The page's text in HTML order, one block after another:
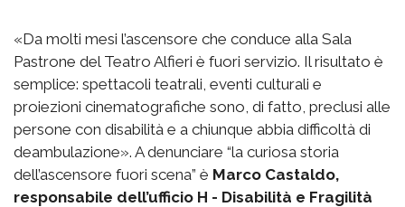
«Da molti mesi l’ascensore che conduce alla Sala
Pastrone del Teatro Alfieri è fuori servizio. Il risultato è
semplice: spettacoli teatrali, eventi culturali e
proiezioni cinematografiche sono, di fatto, preclusi alle
persone con disabilità e a chiunque abbia difficoltà di
deambulazione». A denunciare “la curiosa storia
dell’ascensore fuori scena” è Marco Castaldo,
responsabile dell’ufficio H - Disabilità e Fragilità